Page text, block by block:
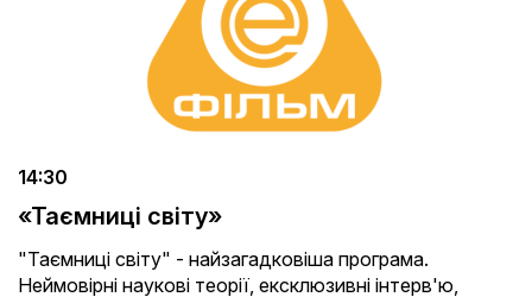
14:30
«Таємниці світу»
"Таємниці світу" - найзагадковіша програма.
Неймовірні наукові теорії, ексклюзивні інтерв'ю,